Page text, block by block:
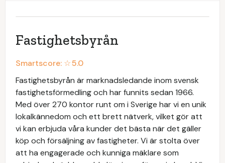
Fastighetsbyrån
Smartscore: ☆5.0
Fastighetsbyrån är marknadsledande inom svensk
fastighetsförmedling och har funnits sedan 1966.
Med över 270 kontor runt om i Sverige har vi en unik
lokalkännedom och ett brett nätverk, vilket gör att
vi kan erbjuda våra kunder det bästa när det gäller
köp och försäljning av fastigheter. Vi är stolta över
att ha engagerade och kunniga mäklare som